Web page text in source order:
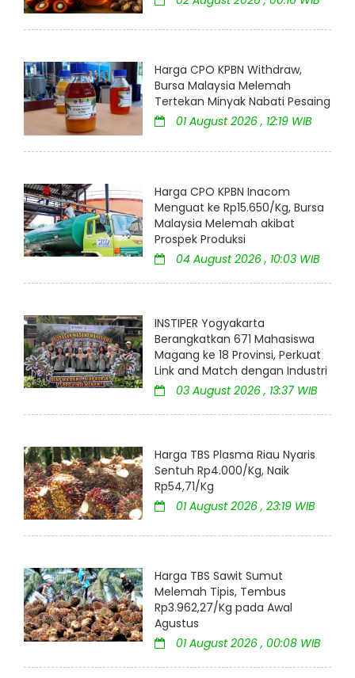
Harga CPO KPBN Withdraw,
Bursa Malaysia Melemah
Tertekan Minyak Nabati Pesaing
01 August 2026 , 12:19 WIB
Harga CPO KPBN Inacom
Menguat ke Rp15.650/Kg, Bursa
Malaysia Melemah akibat
Prospek Produksi
04 August 2026 , 10:03 WIB
INSTIPER Yogyakarta
Berangkatkan 671 Mahasiswa
Magang ke 18 Provinsi, Perkuat
Link and Match dengan Industri
03 August 2026 , 13:37 WIB
Harga TBS Plasma Riau Nyaris
Sentuh Rp4.000/Kg, Naik
Rp54,71/Kg
01 August 2026 , 23:19 WIB
Harga TBS Sawit Sumut
Melemah Tipis, Tembus
Rp3.962,27/Kg pada Awal
Agustus
01 August 2026 , 00:08 WIB